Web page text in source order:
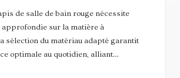
de salle de bain rouge nécessite
sur la matière à
sélection du matériau adapté garantit
optimale au quotidien, alliant…